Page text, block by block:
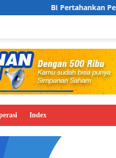
Pertumbuhan Ekonomi
Index